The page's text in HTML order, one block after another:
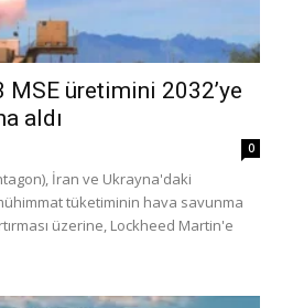
MSE üretimini 2032’ye
aldı
0
İran ve Ukrayna'daki
tüketiminin hava savunma
üzerine, Lockheed Martin'e